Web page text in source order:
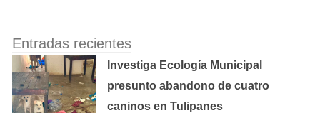
Entradas recientes
Investiga Ecología Municipal
presunto abandono de cuatro
caninos en Tulipanes